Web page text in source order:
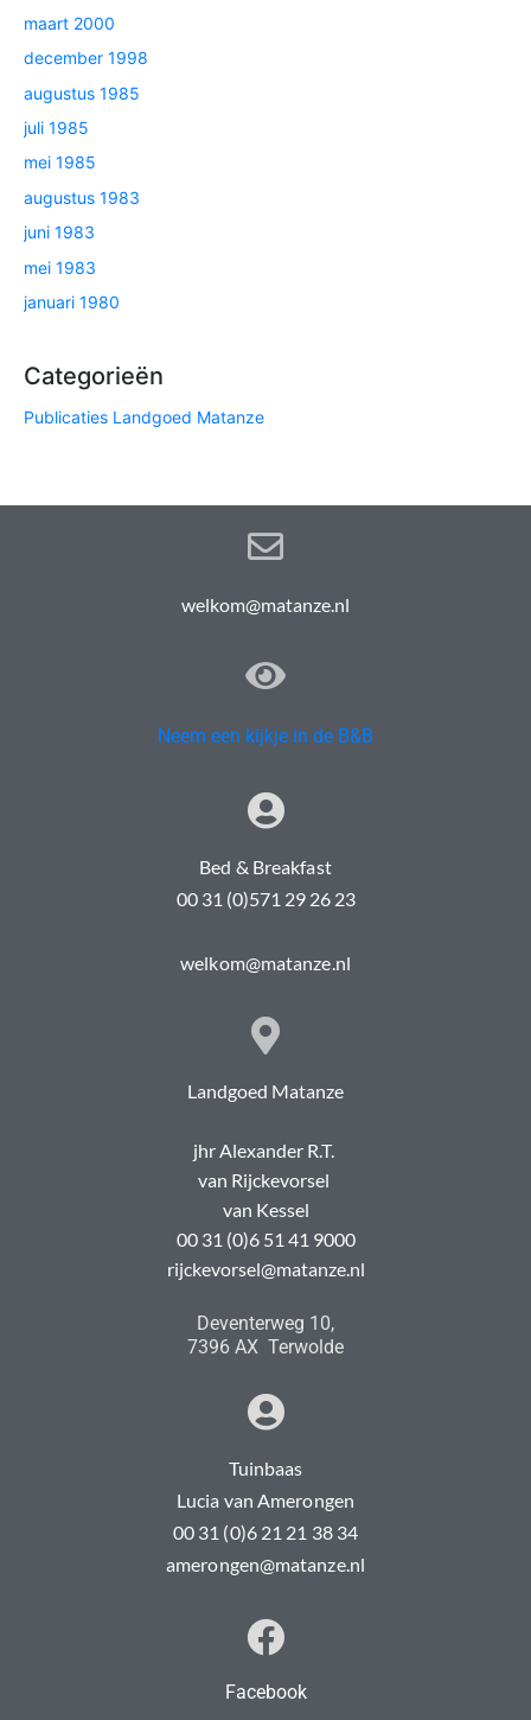
maart 2000
december 1998
augustus 1985
juli 1985
mei 1985
augustus 1983
juni 1983
mei 1983
januari 1980
Categorieën
Publicaties Landgoed Matanze
welkom@matanze.nl
Neem een kijkje in de B&B
Bed & Breakfast
00 31 (0)571 29 26 23
welkom@matanze.nl
Landgoed Matanze
jhr Alexander R.T.
van Rijckevorsel
van Kessel
00 31 (0)6 51 41 9000
rijckevorsel@matanze.nl
Deventerweg 10,
7396 AX Terwolde
Tuinbaas
Lucia van Amerongen
00 31 (0)6 21 21 38 34
amerongen@matanze.nl
Facebook